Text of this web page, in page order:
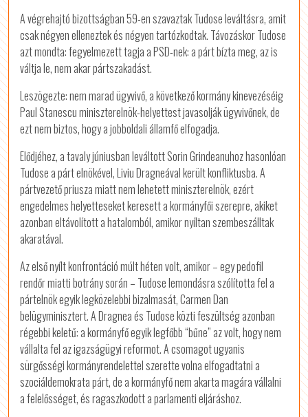
A végrehajtó bizottságban 59-en szavaztak Tudose leváltásra, amit
csak négyen elleneztek és négyen tartózkodtak. Távozáskor Tudose
azt mondta: fegyelmezett tagja a PSD-nek: a párt bízta meg, az is
váltja le, nem akar pártszakadást.
Leszögezte: nem marad ügyvivő, a következő kormány kinevezéséig
Paul Stanescu miniszterelnök-helyettest javasolják ügyvivőnek, de
ezt nem biztos, hogy a jobboldali államfő elfogadja.
Elődjéhez, a tavaly júniusban leváltott Sorin Grindeanuhoz hasonlóan
Tudose a párt elnökével, Liviu Dragneával került konfliktusba. A
pártvezető priusza miatt nem lehetett miniszterelnök, ezért
engedelmes helyetteseket keresett a kormányfői szerepre, akiket
azonban eltávolított a hatalomból, amikor nyíltan szembeszálltak
akaratával.
Az első nyílt konfrontáció múlt héten volt, amikor – egy pedofil
rendőr miatti botrány során – Tudose lemondásra szólította fel a
pártelnök egyik legközelebbi bizalmasát, Carmen Dan
belügyminisztert. A Dragnea és Tudose közti feszültség azonban
régebbi keletű: a kormányfő egyik legfőbb “bűne” az volt, hogy nem
vállalta fel az igazságügyi reformot. A csomagot ugyanis
sürgősségi kormányrendelettel szerette volna elfogadtatni a
szociáldemokrata párt, de a kormányfő nem akarta magára vállalni
a felelősséget, és ragaszkodott a parlamenti eljáráshoz.